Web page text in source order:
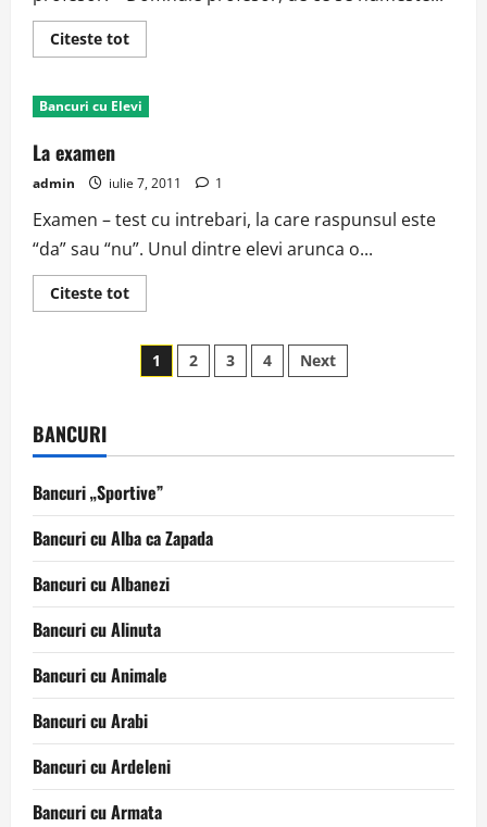
Citeste totRead
more
Bancuri cu Elevi
La examen
admin iulie 7, 2011 1
Examen – test cu intrebari, la care raspunsul este
“da” sau “nu”. Unul dintre elevi arunca o...
Citeste totRead
more
examen
Paginație
1 2 3 4 Next
BANCURI
Bancuri „Sportive”
Bancuri cu Alba ca Zapada
Bancuri cu Albanezi
Bancuri cu Alinuta
Bancuri cu Animale
Bancuri cu Arabi
Bancuri cu Ardeleni
Bancuri cu Armata